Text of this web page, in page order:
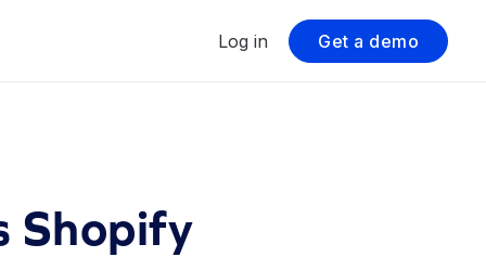
Log in Get a demo
Shopify